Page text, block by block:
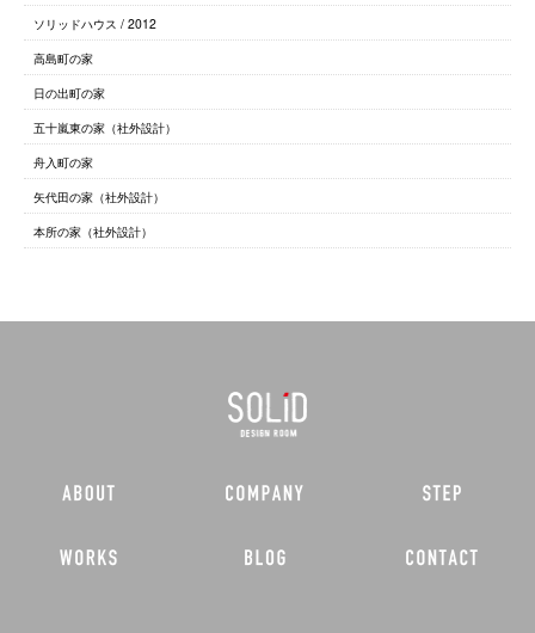
ソリッドハウス / 2012
高島町の家
日の出町の家
五十嵐東の家（社外設計）
舟入町の家
矢代田の家（社外設計）
本所の家（社外設計）